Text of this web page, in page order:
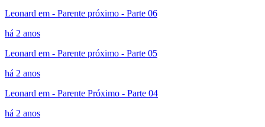
Leonard em - Parente próximo - Parte 06
há 2 anos
Leonard em - Parente próximo - Parte 05
há 2 anos
Leonard em - Parente Próximo - Parte 04
há 2 anos